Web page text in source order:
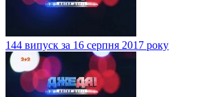
144 випуск за 16 серпня 2017 року